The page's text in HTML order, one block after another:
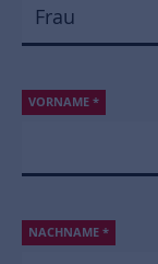
VORNAME*
NACHNAME*